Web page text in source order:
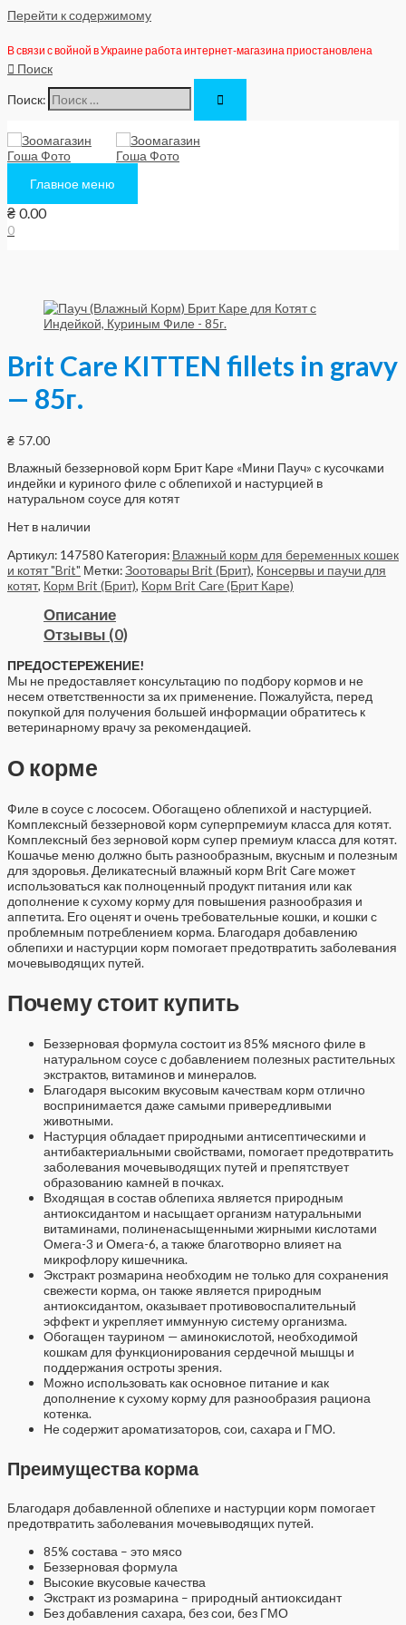
Перейти к содержимому
В связи с войной в Украине работа интернет-магазина приостановлена
Поиск
Поиск:
Главное меню
₴ 0.00
0
Brit Care KITTEN fillets in gravy
— 85г.
₴ 57.00
Влажный беззерновой корм Брит Каре «Мини Пауч» с кусочками
индейки и куриного филе с облепихой и настурцией в
натуральном соусе для котят
Нет в наличии
Артикул: 147580 Категория: Влажный корм для беременных кошек
и котят "Brit" Метки:Зоотовары Brit (Брит), Консервы и паучи для
котят, Корм Brit (Брит), Корм Brit Care (Брит Каре)
Описание
Отзывы (0)
ПРЕДОСТЕРЕЖЕНИЕ!
Мы не предоставляет консультацию по подбору кормов и не
несем ответственности за их применение. Пожалуйста, перед
покупкой для получения большей информации обратитесь к
ветеринарному врачу за рекомендацией.
О корме
Филе в соусе с лососем. Обогащено облепихой и настурцией.
Комплексный беззерновой корм суперпремиум класса для котят.
Комплексный без зерновой корм супер премиум класса для котят.
Кошачье меню должно быть разнообразным, вкусным и полезным
для здоровья. Деликатесный влажный корм Brit Care может
использоваться как полноценный продукт питания или как
дополнение к сухому корму для повышения разнообразия и
аппетита. Его оценят и очень требовательные кошки, и кошки с
проблемным потреблением корма. Благодаря добавлению
облепихи и настурции корм помогает предотвратить заболевания
мочевыводящих путей.
Почему стоит купить
Беззерновая формула состоит из 85% мясного филе в
натуральном соусе с добавлением полезных растительных
экстрактов, витаминов и минералов.
Благодаря высоким вкусовым качествам корм отлично
воспринимается даже самыми привередливыми
животными.
Настурция обладает природными антисептическими и
антибактериальными свойствами, помогает предотвратить
заболевания мочевыводящих путей и препятствует
образованию камней в почках.
Входящая в состав облепиха является природным
антиоксидантом и насыщает организм натуральными
витаминами, полиненасыщенными жирными кислотами
Омега-3 и Омега-6, а также благотворно влияет на
микрофлору кишечника.
Экстракт розмарина необходим не только для сохранения
свежести корма, он также является природным
антиоксидантом, оказывает противовоспалительный
эффект и укрепляет иммунную систему организма.
Обогащен таурином — аминокислотой, необходимой
кошкам для функционирования сердечной мышцы и
поддержания остроты зрения.
Можно использовать как основное питание и как
дополнение к сухому корму для разнообразия рациона
котенка.
Не содержит ароматизаторов, сои, сахара и ГМО.
Преимущества корма
Благодаря добавленной облепихе и настурции корм помогает
предотвратить заболевания мочевыводящих путей.
85% состава – это мясо
Беззерновая формула
Высокие вкусовые качества
Экстракт из розмарина – природный антиоксидант
Без добавления сахара, без сои, без ГМО